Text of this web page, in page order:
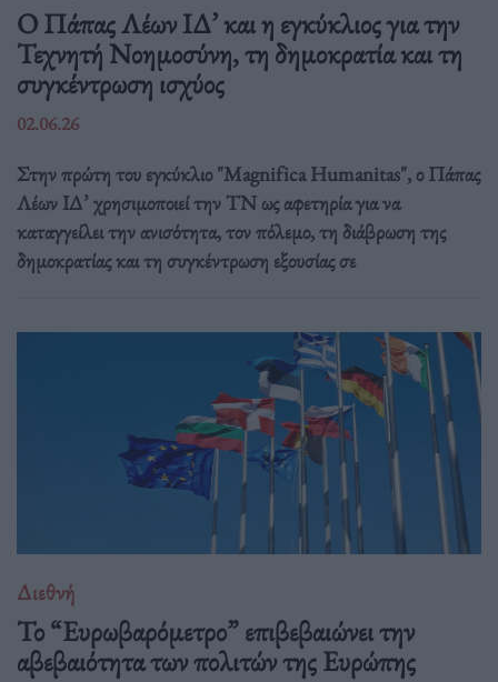
Ο Πάπας Λέων ΙΔ’ και η εγκύκλιος για την
Τεχνητή Νοημοσύνη, τη δημοκρατία και τη
συγκέντρωση ισχύος
02.06.26
Στην πρώτη του εγκύκλιο "Magnifica Humanitas", ο Πάπας
Λέων ΙΔ’ χρησιμοποιεί την ΤΝ ως αφετηρία για να
καταγγείλει την ανισότητα, τον πόλεμο, τη διάβρωση της
δημοκρατίας και τη συγκέντρωση εξουσίας σε
Διεθνή
Το “Ευρωβαρόμετρο” επιβεβαιώνει την
αβεβαιότητα των πολιτών της Ευρώπης